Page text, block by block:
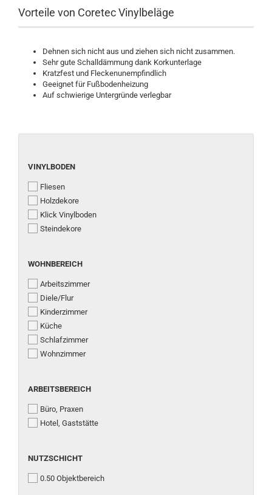
Vorteile von Coretec Vinylbeläge
Dehnen sich nicht aus und ziehen sich nicht zusammen.
Sehr gute Schalldämmung dank Korkunterlage
Kratzfest und Fleckenunempfindlich
Geeignet für Fußbodenheizung
Auf schwierige Untergründe verlegbar
VINYLBODEN
VINYLBODEN
Fliesen
Holzdekore
Klick Vinylboden
Steindekore
WOHNBEREICH
WOHNBEREICH
Arbeitszimmer
Diele/Flur
Kinderzimmer
Küche
Schlafzimmer
Wohnzimmer
ARBEITSBEREICH
ARBEITSBEREICH
Büro, Praxen
Hotel, Gaststätte
NUTZSCHICHT
NUTZSCHICHT
0.50 Objektbereich